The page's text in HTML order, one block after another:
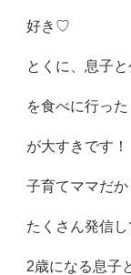
好き♡
とくに、息子
を食べに行っ
が大すきです！
子育てママだ
たくさん発信し
2歳になる息子